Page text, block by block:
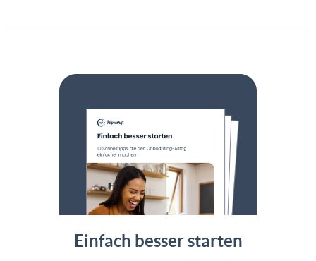
Einfach besser starten